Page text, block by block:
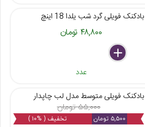
بادکنک فویلی گرد شب یلدا 18 اینچ
۴۸,۸۰۰ تومان
delete
remove
add
عدد
بادکنک فویلی متوسط مدل لب چاپدار
۵۵,۰۰۰ تومان
۵,۵۰۰ تومان تخفیف ( %۱۰ )